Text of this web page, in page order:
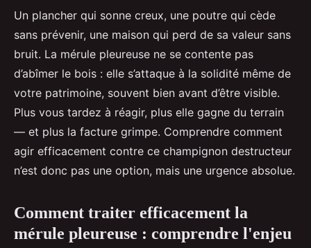
Un plancher qui sonne creux, une poutre qui cède
sans prévenir, une maison qui perd de sa valeur sans
bruit. La mérule pleureuse ne se contente pas
d’abîmer le bois : elle s’attaque à la solidité même de
votre patrimoine, souvent bien avant d’être visible.
Plus vous tardez à réagir, plus elle gagne du terrain
— et plus la facture grimpe. Comprendre comment
agir efficacement contre ce champignon destructeur
n’est donc pas une option, mais une urgence absolue.
Comment traiter efficacement la
mérule pleureuse : comprendre l'enjeu